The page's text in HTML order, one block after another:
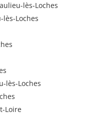
lès-Loches
Loches
lès-Loches
Loire